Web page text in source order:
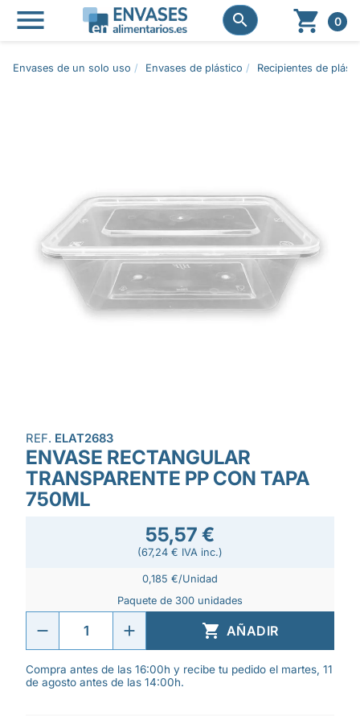
 
  0
Envases de un solo uso Envases de plástico Recipientes de
REF. ELAT2683
ENVASE RECTANGULAR
TRANSPARENTE PP CON TAPA
750ML
55,57 €
(67,24 € IVA inc.)
0,185 €/Unidad
Paquete de 300 unidades
 AÑADIR
Compra antes de las 16:00h y recibe tu pedido el martes, 11
de agosto antes de las 14:00h.